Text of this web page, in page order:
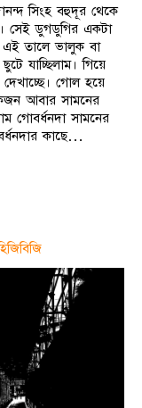
সিংহ বহুদূর থেকে
সেই ডুগডুগির একটা
তালে ভালুক বা
যাচ্ছিলাম। গিয়ে
দেখাচ্ছে। গোল হয়ে
আবার সামনের
গোবর্ধনদা সামনের
কাছে…